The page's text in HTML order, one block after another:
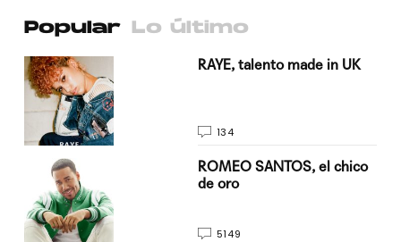
Popular Lo último
RAYE, talento made in UK
134
ROMEO SANTOS, el chico
de oro
5149